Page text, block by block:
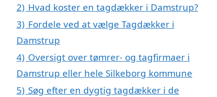
2) Hvad koster en tagdækker i Damstrup?
3) Fordele ved at vælge Tagdækker i
Damstrup
4) Oversigt over tømrer- og tagfirmaer i
Damstrup eller hele Silkeborg kommune
5) Søg efter en dygtig tagdækker i de